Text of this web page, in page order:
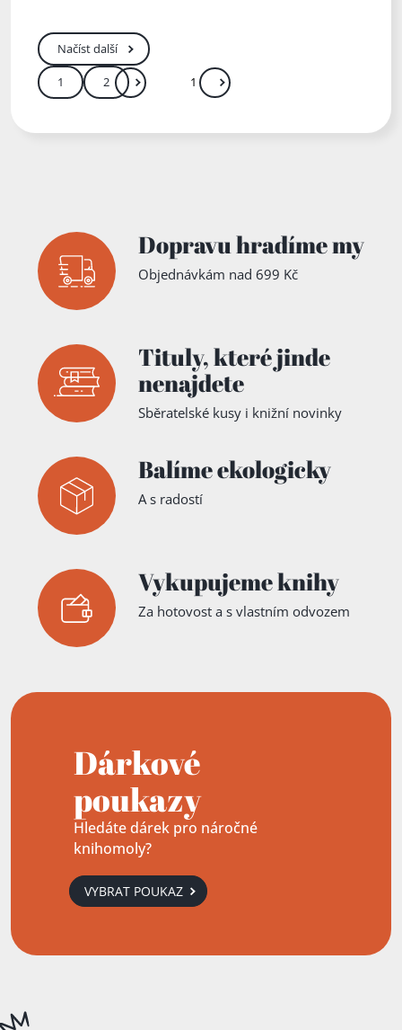
Načíst další
1 2
Další Přejít
Dopravu hradíme my
Objednávkám nad 699 Kč
Tituly,které jinde
nenajdete
Sběratelské kusy i knižní novinky
Balíme ekologicky
A s radostí
Vykupujeme knihy
Za hotovost a s vlastním odvozem
Dárkové
poukazy
Hledáte dárek pro náročné
knihomoly?
VYBRAT POUKAZ